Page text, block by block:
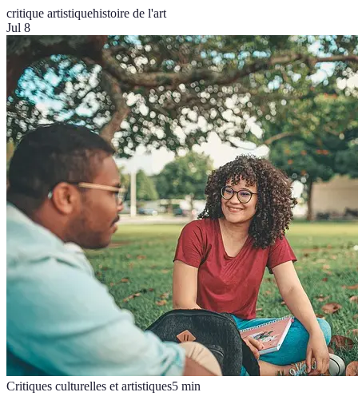
critique artistiquehistoire de l'art
Jul 8
Critiques culturelles et artistiques5 min